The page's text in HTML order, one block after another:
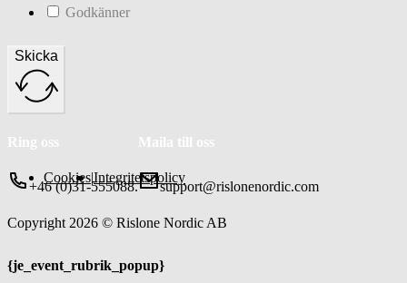
Godkänner
Skicka
Ring oss
+46 (0)31-555088.
Maila till oss
support@rislonenordic.com
Cookies|Integritetspolicy
Copyright 2026 © Rislone Nordic AB
{je_event_rubrik_popup}